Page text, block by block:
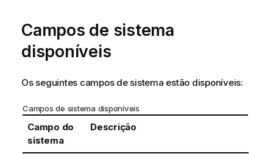
Campos de sistema
disponíveis
Os seguintes campos de sistema estão disponíveis:
Campos de sistema disponíveis
Campo do
sistema
Descrição